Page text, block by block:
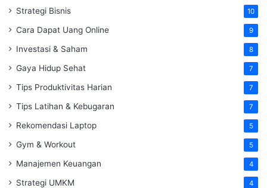
Strategi Bisnis 10
Cara Dapat Uang Online 9
Investasi & Saham 8
Gaya Hidup Sehat 7
Tips Produktivitas Harian 7
Tips Latihan & Kebugaran 7
Rekomendasi Laptop 5
Gym & Workout 5
Manajemen Keuangan 4
Strategi UMKM 4